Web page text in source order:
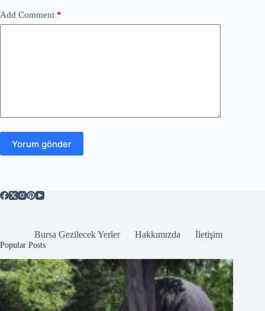
Add Comment *
Yorum gönder
Bursa Gezilecek Yerler Hakkımızda İletişim
Popular Posts